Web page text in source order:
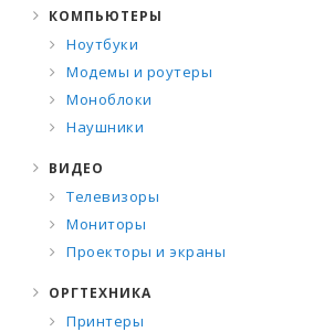
КОМПЬЮТЕРЫ
Ноутбуки
Модемы и роутеры
Моноблоки
Наушники
ВИДЕО
Телевизоры
Мониторы
Проекторы и экраны
ОРГТЕХНИКА
Принтеры